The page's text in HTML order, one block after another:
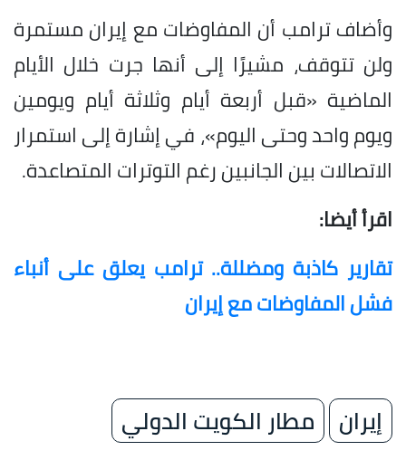
وأضاف ترامب أن المفاوضات مع إيران مستمرة
ولن تتوقف، مشيرًا إلى أنها جرت خلال الأيام
الماضية «قبل أربعة أيام وثلاثة أيام ويومين
ويوم واحد وحتى اليوم»، في إشارة إلى استمرار
الاتصالات بين الجانبين رغم التوترات المتصاعدة.
اقرأ أيضا:
تقارير كاذبة ومضللة.. ترامب يعلق على أنباء
فشل المفاوضات مع إيران
إيران
مطار الكويت الدولي